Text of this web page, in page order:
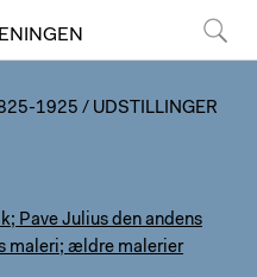
1925 / UDSTILLINGER
Pave Julius den andens
maleri; ældre malerier